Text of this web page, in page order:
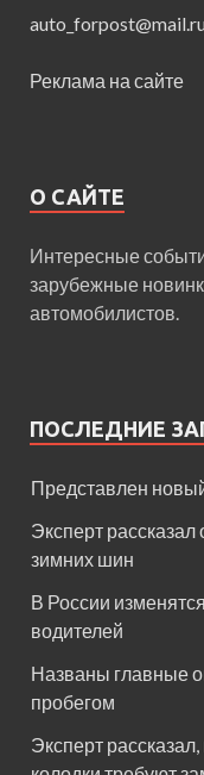
auto_forpost@mail.ru
Реклама на сайте
О САЙТЕ
Интересные
зарубежные
автомобилистов.
ПОСЛЕДНИЕ
Представлен
Эксперт рассказал
зимних шин
В России
водителей
Названы главные
пробегом
Эксперт